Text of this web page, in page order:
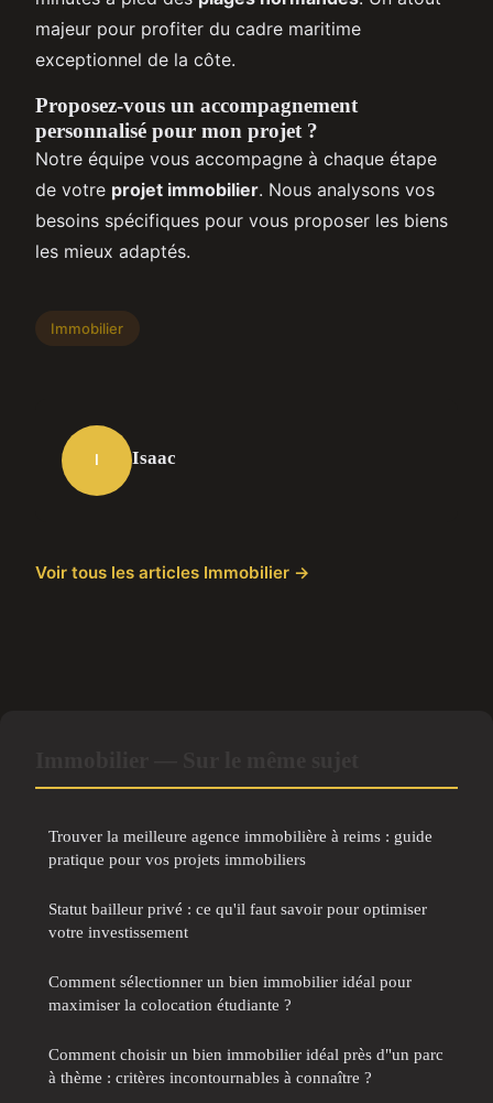
majeur pour profiter du cadre maritime
exceptionnel de la côte.
Proposez-vous un accompagnement
personnalisé pour mon projet ?
Notre équipe vous accompagne à chaque étape
de votre projet immobilier. Nous analysons vos
besoins spécifiques pour vous proposer les biens
les mieux adaptés.
Immobilier
I Isaac
Voir tous les articles Immobilier →
Trouver la meilleure agence immobilière à reims : guide
pratique pour vos projets immobiliers
Statut bailleur privé : ce qu'il faut savoir pour optimiser
votre investissement
Comment sélectionner un bien immobilier idéal pour
maximiser la colocation étudiante ?
Comment choisir un bien immobilier idéal près d"un parc
à thème : critères incontournables à connaître ?